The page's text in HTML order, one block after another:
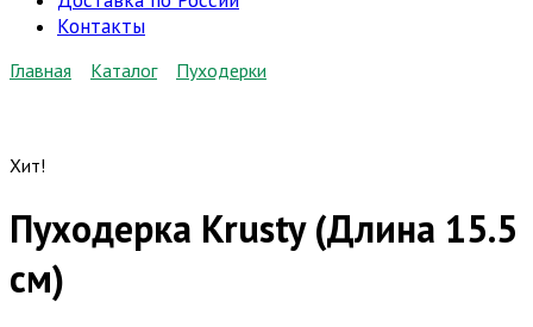
Контакты
Главная Каталог Пуходерки
Хит!
Пуходерка Krusty (Длина 15.5
см)